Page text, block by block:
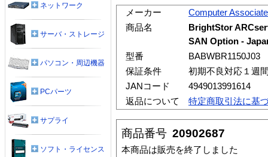
メーカー
Computer
商品名
BrightStor
SAN Option -
型番
BABWBR1150J03
保証条件
初期不良対応１週
JANコード
4949013991614
返品について
特定商取引法に基
商品番号 20902687
本商品は販売を終了しました
ネットワーク
サーバ・ストレージ
パソコン・周辺機器
PCパーツ
サプライ
ソフト・ライセンス